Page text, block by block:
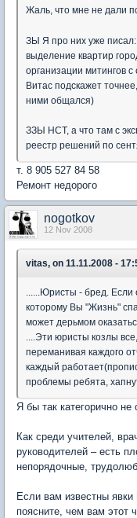
Жаль, что мне не дали
ЗЫ Я про них уже писал:
выделение квартир
организации митингов
Витас подскажет
ними общался)
ЗЗЫ НСТ, а что там с
реестр решений по
т. 8 905 527 84 58
Ремонт недорого
nogotkov
12 Nov 2008
vitas, on 11.11.2008 -
......Юристы - бред. Если
которому Вы "Жизнь"
может дерьмом
....Эти юристы козлы
переманивая каждого
каждый
проблемы ребята,
Я бы так категорично
Как среди учителей,
руководителей – есть
непорядочные,
Если вам известны явки
поясните, чем вам этот